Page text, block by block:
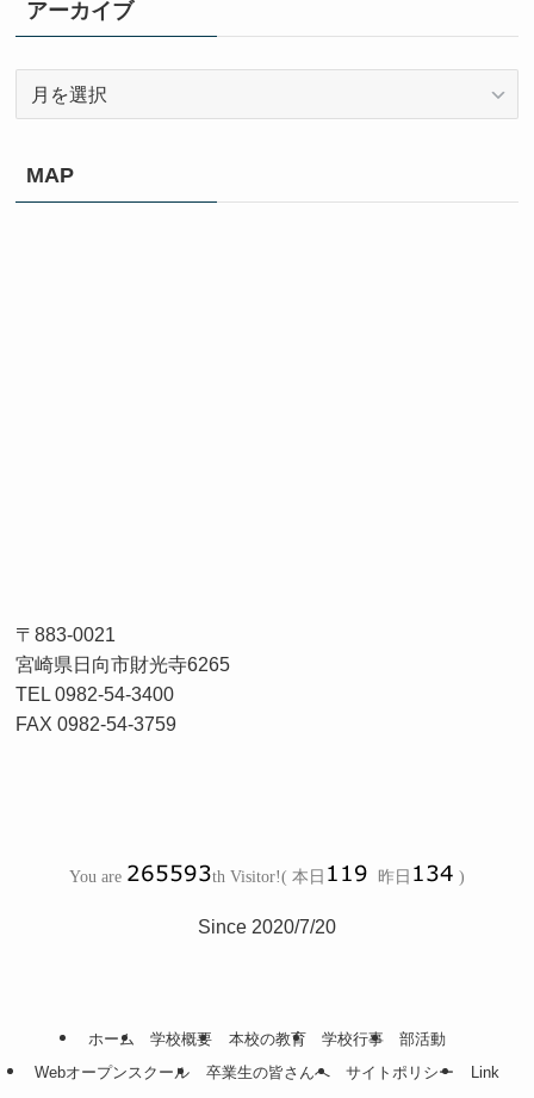
リ
ー
アーカイブ
イ
ブ
MAP
〒883-0021
宮崎県日向市財光寺6265
TEL 0982-54-3400
FAX 0982-54-3759
Since 2020/7/20
ホーム 学校概要 本校の教育 学校行事
部活動
Webオープンスクール
卒業生の皆さんへ サイトポリシー Link